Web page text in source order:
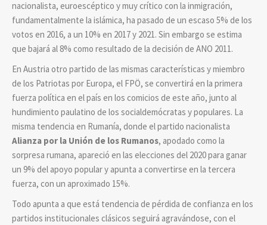
nacionalista, euroescéptico y muy crítico con la inmigración,
fundamentalmente la islámica, ha pasado de un escaso 5% de los
votos en 2016, a un 10% en 2017 y 2021. Sin embargo se estima
que bajará al 8% como resultado de la decisión de ANO 2011.
En Austria otro partido de las mismas características y miembro
de los Patriotas por Europa, el FPÖ, se convertirá en la primera
fuerza política en el país en los comicios de este año, junto al
hundimiento paulatino de los socialdemócratas y populares. La
misma tendencia en Rumanía, donde el partido nacionalista
Alianza por la Unión de los Rumanos, apodado como la
sorpresa rumana, apareció en las elecciones del 2020 para ganar
un 9% del apoyo popular y apunta a convertirse en la tercera
fuerza, con un aproximado 15%.
Todo apunta a que está tendencia de pérdida de confianza en los
partidos institucionales clásicos seguirá agravándose, con el